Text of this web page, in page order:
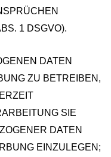
1 DSGVO).
DATEN
ZU BETREIBEN,
SIE
DATEN
EINZULEGEN;